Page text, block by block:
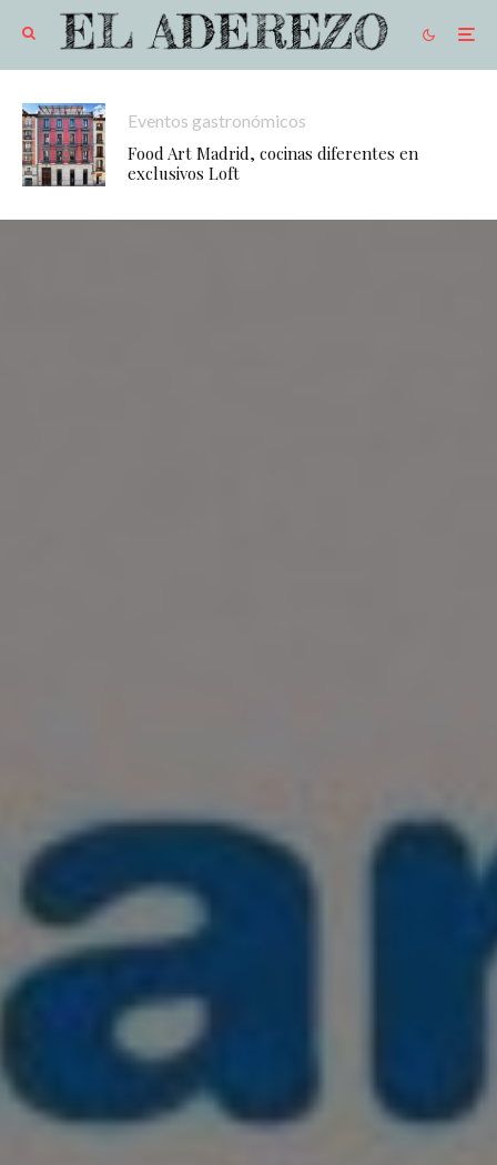
Eventos gastronómicos
Food Art Madrid, cocinas diferentes en
exclusivos Loft